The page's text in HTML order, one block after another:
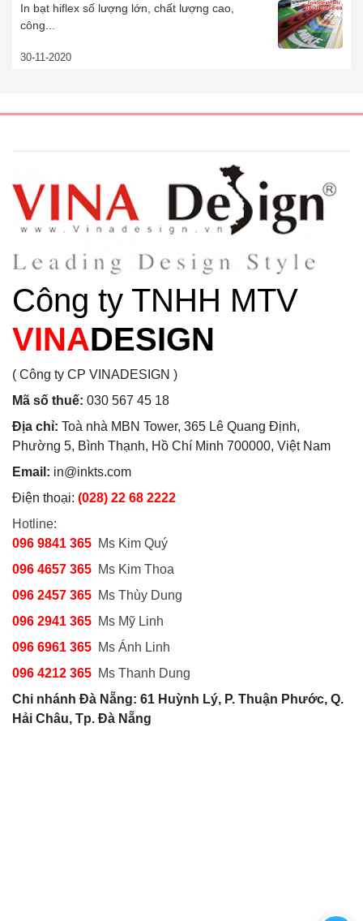
In bạt hiflex số lượng lớn, chất lượng cao,
công...
30-11-2020
Công ty TNHH MTV
VINADESIGN
( Công ty CP VINADESIGN )
Mã số thuế: 030 567 45 18
Địa chỉ: Toà nhà MBN Tower, 365 Lê Quang Định,
Phường 5, Bình Thạnh, Hồ Chí Minh 700000, Việt Nam
Email: in@inkts.com
Điện thoại: (028) 22 68 2222
Hotline:
096 9841 365 Ms Kim Quý
096 4657 365 Ms Kim Thoa
096 2457 365 Ms Thùy Dung
096 2941 365 Ms Mỹ Linh
096 6961 365 Ms Ánh Linh
096 4212 365 Ms Thanh Dung
Chi nhánh Đà Nẵng: 61 Huỳnh Lý, P. Thuận Phước, Q.
Hải Châu, Tp. Đà Nẵng